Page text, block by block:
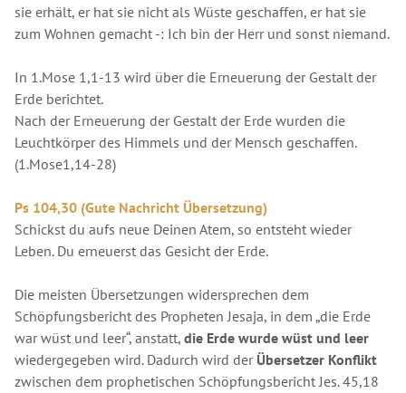
sie erhält, er hat sie nicht als Wüste geschaffen, er hat sie
zum Wohnen gemacht -: Ich bin der Herr und sonst niemand.
In 1.Mose 1,1-13 wird über die Erneuerung der Gestalt der
Erde berichtet.
Nach der Erneuerung der Gestalt der Erde wurden die
Leuchtkörper des Himmels und der Mensch geschaffen.
(1.Mose1,14-28)
Ps 104,30 (Gute Nachricht Übersetzung)
Schickst du aufs neue Deinen Atem, so entsteht wieder
Leben. Du erneuerst das Gesicht der Erde.
Die meisten Übersetzungen widersprechen dem
Schöpfungsbericht des Propheten Jesaja, in dem „die Erde
war wüst und leer“, anstatt, die Erde wurde wüst und leer
wiedergegeben wird. Dadurch wird der Übersetzer Konflikt
zwischen dem prophetischen Schöpfungsbericht Jes. 45,18